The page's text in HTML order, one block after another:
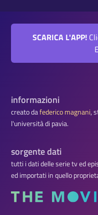
SCARICA L'APP!
informazioni
creato dafederico magnani,
l'università di pavia.
sorgente dati
tutti i dati delle serie tv ed
ed importati in quello